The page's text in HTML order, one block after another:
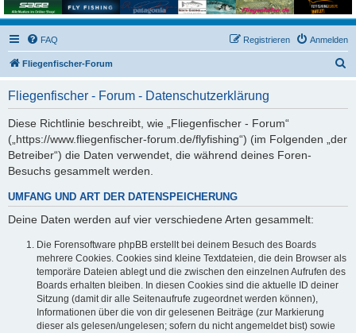
FAQ Anmelden
Registrieren
Fliegenfischer-Forum
Fliegenfischer - Forum - Datenschutzerklärung
Diese Richtlinie beschreibt, wie „Fliegenfischer - Forum“
(„https://www.fliegenfischer-forum.de/flyfishing“) (im Folgenden „der
Betreiber“) die Daten verwendet, die während deines Foren-
Besuchs gesammelt werden.
UMFANG UND ART DER DATENSPEICHERUNG
Deine Daten werden auf vier verschiedene Arten gesammelt:
Die Forensoftware phpBB erstellt bei deinem Besuch des Boards
mehrere Cookies. Cookies sind kleine Textdateien, die dein Browser als
temporäre Dateien ablegt und die zwischen den einzelnen Aufrufen des
Boards erhalten bleiben. In diesen Cookies sind die aktuelle ID deiner
Sitzung (damit dir alle Seitenaufrufe zugeordnet werden können),
Informationen über die von dir gelesenen Beiträge (zur Markierung
dieser als gelesen/ungelesen; sofern du nicht angemeldet bist) sowie